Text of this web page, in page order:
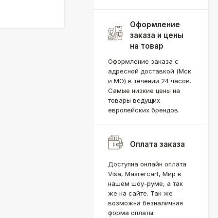
Оформление
заказа и цены
на товар
Оформление заказа с
адресной доставкой (Мск
и МО) в течении 24 часов.
Самые низкие цены на
товары ведущих
европейских брендов.
Оплата заказа
Доступна онлайн оплата
Visa, Masrercart, Мир в
нашем шоу-руме, а так
же на сайте. Так же
возможна безналичная
форма оплаты.